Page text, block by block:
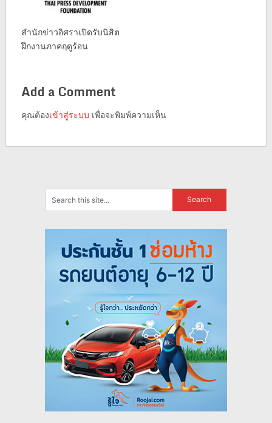
สำนักข่าวอิศราเปิดรับนิสิต
ฝึกงานภาคฤดูร้อน
Add a Comment
คุณต้องเข้าสู่ระบบ เพื่อจะพิมพ์ความเห็น